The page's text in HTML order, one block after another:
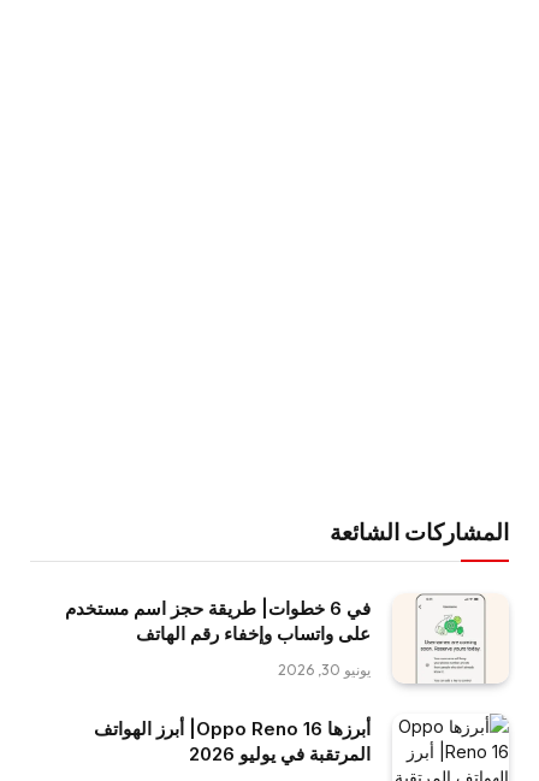
المشاركات الشائعة
في 6 خطوات| طريقة حجز اسم مستخدم
على واتساب وإخفاء رقم الهاتف
يونيو 30, 2026
أبرزها Oppo Reno 16| أبرز الهواتف
المرتقبة في يوليو 2026